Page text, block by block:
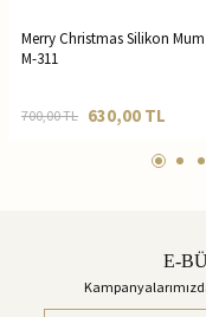
Merry Christmas Silikon Mum
M-311
700,00TL 630,00 TL
E-